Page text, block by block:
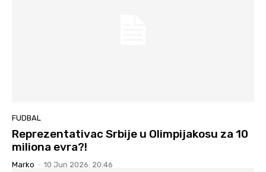
FUDBAL
Reprezentativac Srbije u Olimpijakosu za 10
miliona evra?!
Marko - 10 Jun 2026. 20:46